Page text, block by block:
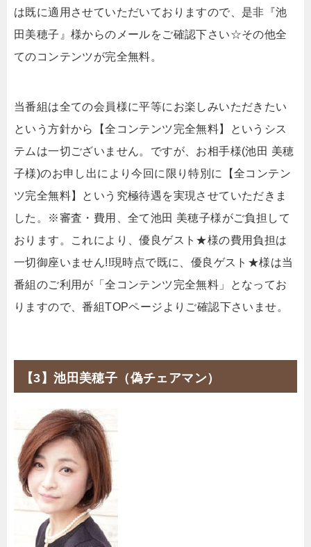
は既に適用させていただいておりますので、是非『池
田美穂子』様からのメールをご確認下さい☆その他全
てのコンテンツが完全無料。
当番組は全ての会員様に平等にお楽しみいただきたい
という方針から【全コンテンツ完全無料】というシス
テムは一切ございません。ですが、お相手様(池田 美穂
子様)のお申し出により今回に限り特別に【全コンテン
ツ完全無料】という究極待遇を実現させていただきま
した。※審査・費用、全て池田 美穂子様がご負担して
おります。これにより、優良ゲスト★様の費用負担は
一切御座いません!!現時点で既に、優良ゲスト★様は当
番組のご利用が「全コンテンツ完全無料」となってお
りますので、番組TOPページよりご確認下さいませ。
【3】池田美穂子（偽チェアマン）